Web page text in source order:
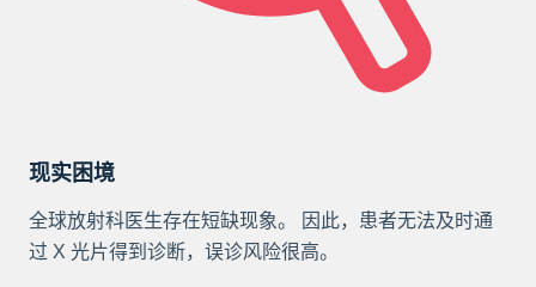
现实困境
全球放射科医生存在短缺现象。 因此，患者无法及时通
过 X 光片得到诊断，误诊风险很高。